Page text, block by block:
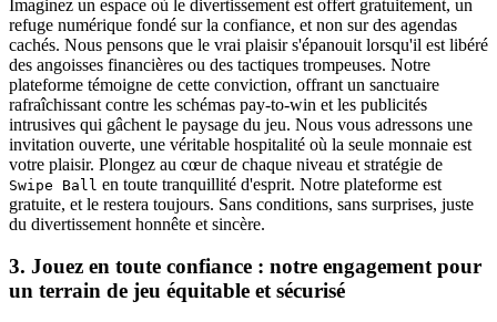
Imaginez un espace où le divertissement est offert gratuitement, un
refuge numérique fondé sur la confiance, et non sur des agendas
cachés. Nous pensons que le vrai plaisir s'épanouit lorsqu'il est libéré
des angoisses financières ou des tactiques trompeuses. Notre
plateforme témoigne de cette conviction, offrant un sanctuaire
rafraîchissant contre les schémas pay-to-win et les publicités
intrusives qui gâchent le paysage du jeu. Nous vous adressons une
invitation ouverte, une véritable hospitalité où la seule monnaie est
votre plaisir. Plongez au cœur de chaque niveau et stratégie de
Swipe Ball en toute tranquillité d'esprit. Notre plateforme est
gratuite, et le restera toujours. Sans conditions, sans surprises, juste
du divertissement honnête et sincère.
3. Jouez en toute confiance : notre engagement pour
un terrain de jeu équitable et sécurisé